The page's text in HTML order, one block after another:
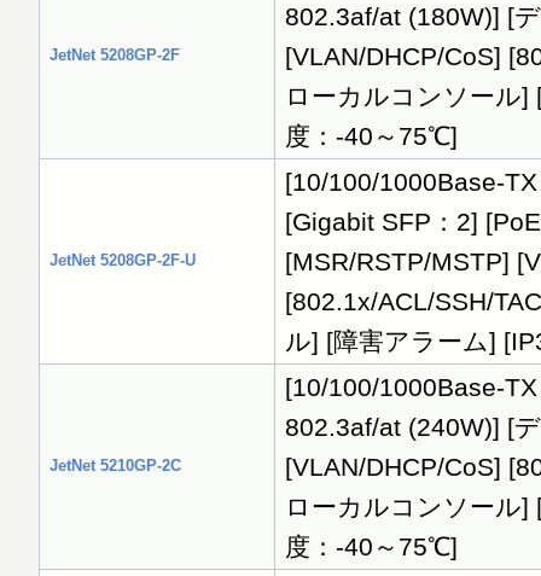
JetNet 5208GP-2F
802.3af/at (180W)] [
[VLAN/DHCP/CoS]
ローカルコンソール]
度：-40～75℃]
JetNet 5208GP-2F-U
[10/100/1000Base-
[Gigabit SFP：2]
[MSR/RSTP/MSTP]
[802.1x/ACL/SSH/
ル] [障害アラーム]
JetNet 5210GP-2C
[10/100/1000Base-
802.3af/at (240W)] [
[VLAN/DHCP/CoS]
ローカルコンソール]
度：-40～75℃]